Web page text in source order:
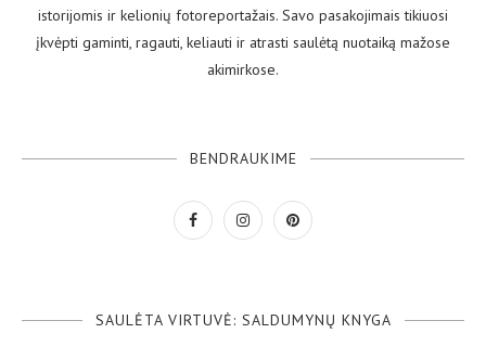
istorijomis ir kelionių fotoreportažais. Savo pasakojimais tikiuosi
įkvėpti gaminti, ragauti, keliauti ir atrasti saulėtą nuotaiką mažose
akimirkose.
BENDRAUKIME
SAULĖTA VIRTUVĖ: SALDUMYNŲ KNYGA